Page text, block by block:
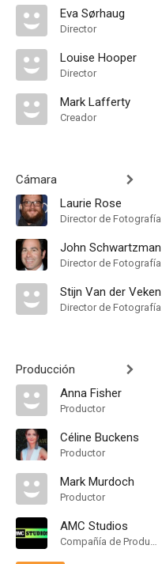
Eva Sørhaug
Director
Louise Hooper
Director
Mark Lafferty
Creador
Cámara
Laurie Rose
Director de Fotografía
John Schwartzman
Director de Fotografía
Stijn Van der Veken
Director de Fotografía
Producción
Anna Fisher
Productor
Céline Buckens
Productor
Mark Murdoch
Productor
AMC Studios
Compañía de Produccion